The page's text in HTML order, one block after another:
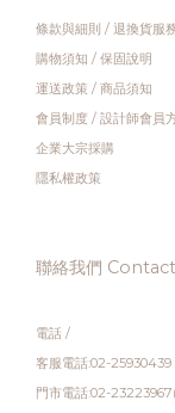
條款與細則 / 退換貨服
購物須知 / 保固說明
運送政策 / 商品須知
會員制度 / 設計師會員
企業大宗採購
隱私權政策
聯絡我們
電話 /
客服電話:02-25930439
門市電話:02-